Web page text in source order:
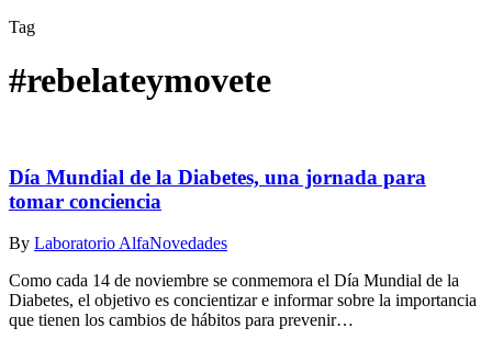
Tag
#rebelateymovete
Día Mundial de la Diabetes, una jornada para
tomar conciencia
By Laboratorio AlfaNovedades
Como cada 14 de noviembre se conmemora el Día Mundial de la
Diabetes, el objetivo es concientizar e informar sobre la importancia
que tienen los cambios de hábitos para prevenir…